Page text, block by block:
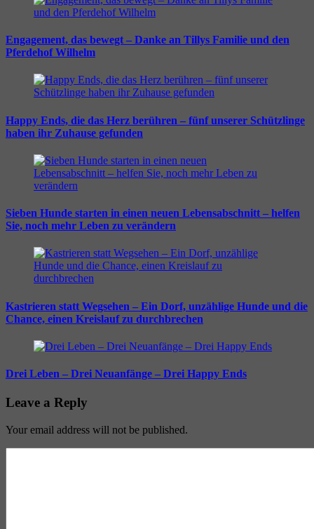
Engagement, das bewegt – Danke an Tillys Familie und den
Pferdehof Wilhelm
Happy Ends, die das Herz berühren – fünf unserer Schützlinge
haben ihr Zuhause gefunden
Sieben Hunde starten in einen neuen Lebensabschnitt – helfen
Sie, noch mehr Leben zu verändern
Kastrieren statt Wegsehen – Ein Dorf, unzählige Hunde und die
Chance, einen Kreislauf zu durchbrechen
Drei Leben – Drei Neuanfänge – Drei Happy Ends
Leave a Reply
Your email address will not be published.